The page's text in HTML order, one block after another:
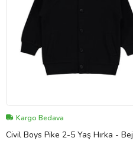
Kargo Bedava
Civil Boys Pike 2-5 Yaş Hırka - Bej